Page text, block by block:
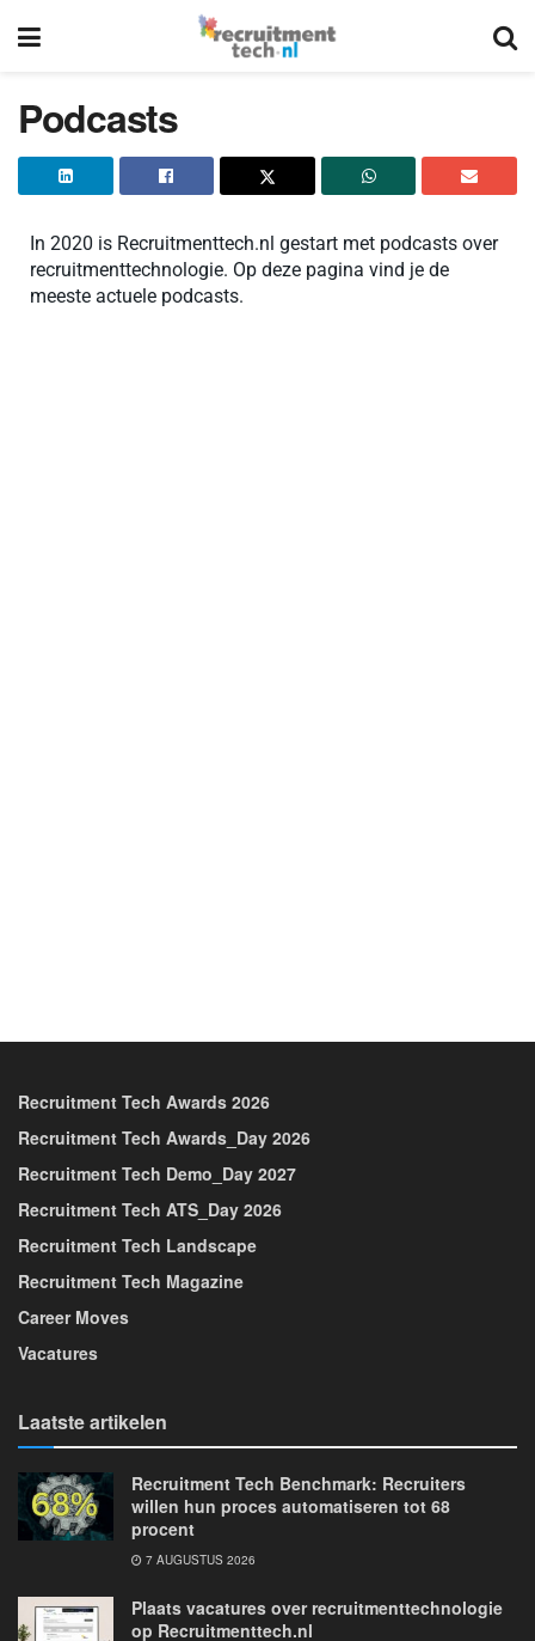
Podcasts
In 2020 is Recruitmenttech.nl gestart met podcasts over
recruitmenttechnologie. Op deze pagina vind je de
meeste actuele podcasts.
Recruitment Tech Awards 2026
Recruitment Tech Awards_Day 2026
Recruitment Tech Demo_Day 2027
Recruitment Tech ATS_Day 2026
Recruitment Tech Landscape
Recruitment Tech Magazine
Career Moves
Vacatures
Laatste artikelen
Recruitment Tech Benchmark: Recruiters
willen hun proces automatiseren tot 68
procent
7 AUGUSTUS 2026
Plaats vacatures over recruitmenttechnologie
op Recruitmenttech.nl